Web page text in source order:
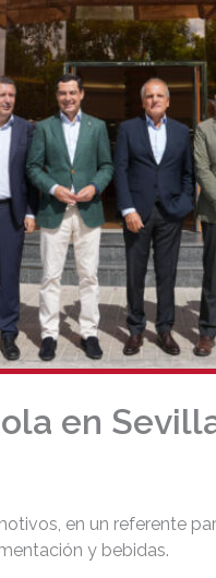
en
en un referente
y bebidas.